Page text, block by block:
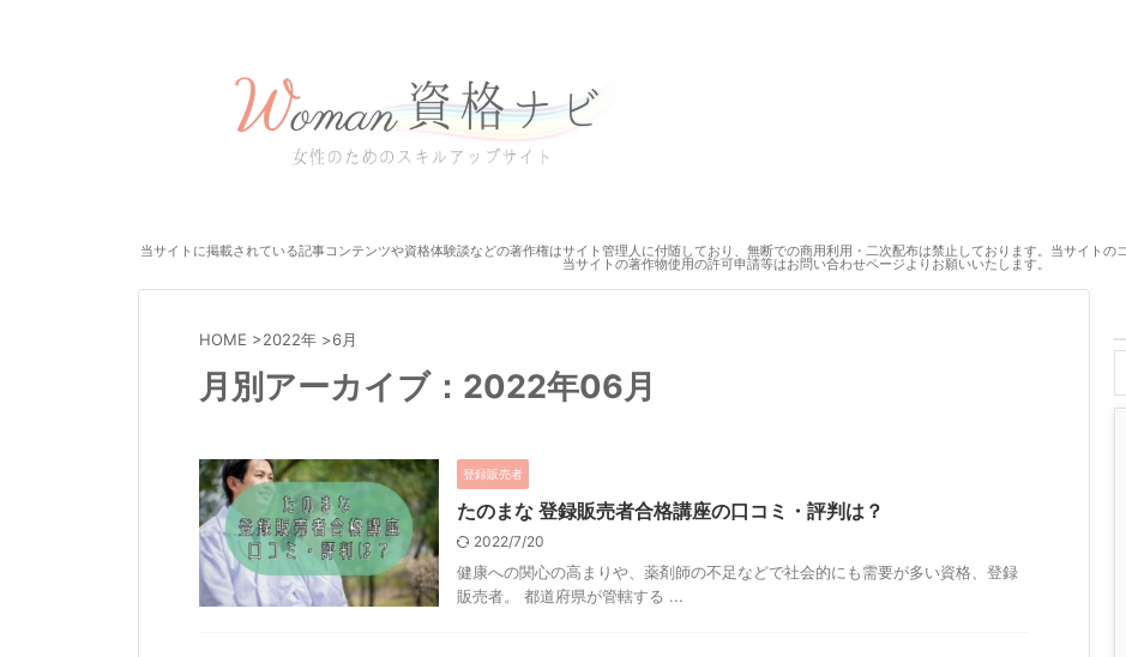
当サイトに掲載されている記事コンテンツや資格体験談などの著作権はサイト管理人に付随しており、無断での商用利用・二次配布は禁止しております。当サイトの
当サイトの著作物使用の許可申請等はお問い合わせページよりお願いいたします。
HOME >2022年 >6月
月別アーカイブ：2022年06月
登録販売者
たのまな 登録販売者合格講座の口コミ・評判は？
2022/7/20
健康への関心の高まりや、薬剤師の不足などで社会的にも需要が多い資格、登録
販売者。 都道府県が管轄する ...